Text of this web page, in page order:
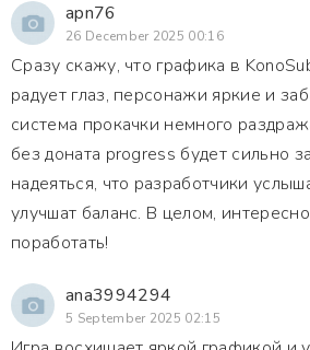
apn76
26 December 2025 00:16
Сразу скажу, что графика в
радует глаз, персонажи яркие и
система прокачки немного
без доната progress будет сильно
надеяться, что разработчики
улучшат баланс. В целом,
поработать!
ana3994294
5 September 2025 02:15